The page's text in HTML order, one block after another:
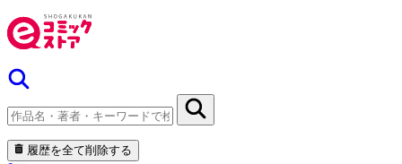
履歴を全て削除する